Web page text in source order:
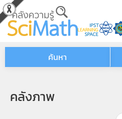
Skip to main content
ค้นหา
คลังภาพ